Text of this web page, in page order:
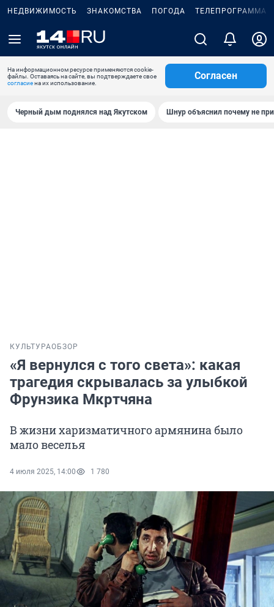
НЕДВИЖИМОСТЬ ЗНАКОМСТВА ПОГОДА ТЕЛЕПРОГРАММА
На информационном ресурсе применяются cookie-
файлы. Оставаясь на сайте, вы подтверждаете свое
согласиена их использование.
Согласен
Черный дым поднялся над Якутском Шнур объяснил почему не
КУЛЬТУРАОБЗОР
«Я вернулся с того света»: какая
трагедия скрывалась за улыбкой
Фрунзика Мкртчяна
В жизни харизматичного армянина было
мало веселья
4 июля 2025, 14:00 1 780